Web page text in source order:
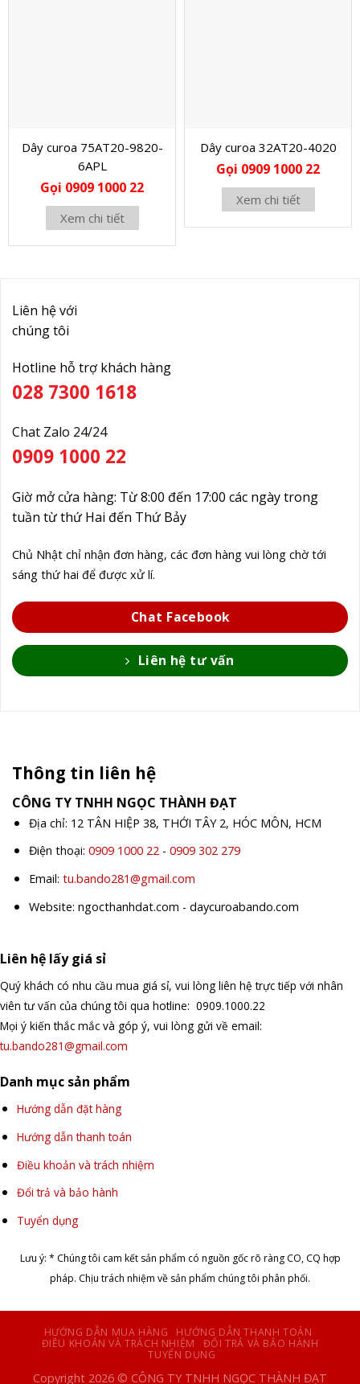
Dây curoa 75AT20-9820-
6APL
Gọi 0909 1000 22
Xem chi tiết
Dây curoa 32AT20-4020
Gọi 0909 1000 22
Xem chi tiết
Liên hệ với
chúng tôi
Hotline hỗ trợ khách hàng
028 7300 1618
Chat Zalo 24/24
0909 1000 22
Giờ mở cửa hàng: Từ 8:00 đến 17:00 các ngày trong
tuần từ thứ Hai đến Thứ Bảy
Chủ Nhật chỉ nhận đơn hàng, các đơn hàng vui lòng chờ tới
sáng thứ hai để được xử lí.
Chat Facebook
Liên hệ tư vấn
Thông tin liên hệ
CÔNG TY TNHH NGỌC THÀNH ĐẠT
Địa chỉ: 12 TÂN HIỆP 38, THỚI TÂY 2, HÓC MÔN, HCM
Điện thoại: 0909 1000 22- 0909 302 279
Email: tu.bando281@gmail.com
Website: ngocthanhdat.com - daycuroabando.com
Liên hệ lấy giá sỉ
Quý khách có nhu cầu mua giá sỉ, vui lòng liên hệ trực tiếp với nhân
viên tư vấn của chúng tôi qua hotline: 0909.1000.22
Mọi ý kiến thắc mắc và góp ý, vui lòng gửi về email:
tu.bando281@gmail.com
Danh mục sản phẩm
Hướng dẫn đặt hàng
Hướng dẫn thanh toán
Điều khoản và trách nhiệm
Đổi trả và bảo hành
Tuyển dụng
Lưu ý: * Chúng tôi cam kết sản phẩm có nguồn gốc rõ ràng CO, CQ hợp
pháp. Chịu trách nhiệm về sản phẩm chúng tôi phân phối.
HƯỚNG DẪN MUA HÀNG
HƯỚNG DẪN THANH TOÁN
ĐIỀU KHOẢN VÀ TRÁCH NHIỆM
ĐỔI TRẢ VÀ BẢO HÀNH
TUYỂN DỤNG
Copyright 2026 © CÔNG TY TNHH NGỌC THÀNH ĐẠT